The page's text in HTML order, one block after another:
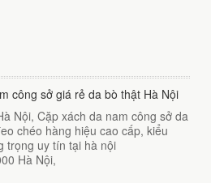
công sở giá rẻ da bò thật Hà Nội
Nội, Cặp xách da nam công sở da
chéo hàng hiệu cao cấp, kiểu
trọng uy tín tại hà nội
Hà Nội,